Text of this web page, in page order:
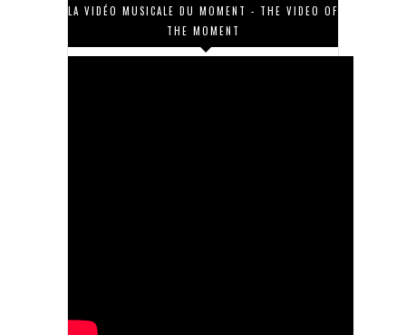
LA VIDÉO MUSICALE DU MOMENT - THE VIDEO OF
THE MOMENT